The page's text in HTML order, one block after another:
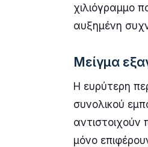
χιλιόγραμμο
αυξημένη
Μείγμα
Η ευρύτερη
συνολικού
αντιστοιχούν
μόνο